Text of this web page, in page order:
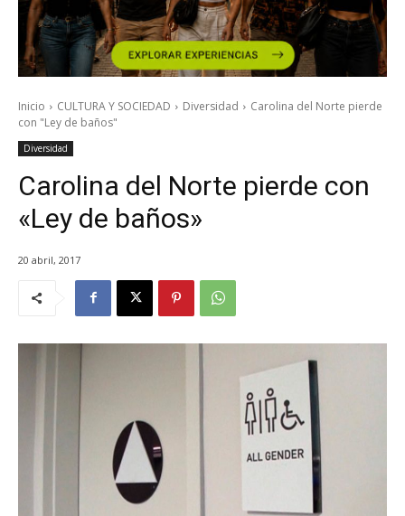
Inicio CULTURA Y SOCIEDAD Diversidad
Carolina del Norte pierde
con "Ley de baños"
Diversidad
Carolina del Norte pierde con
«Ley de baños»
20 abril, 2017